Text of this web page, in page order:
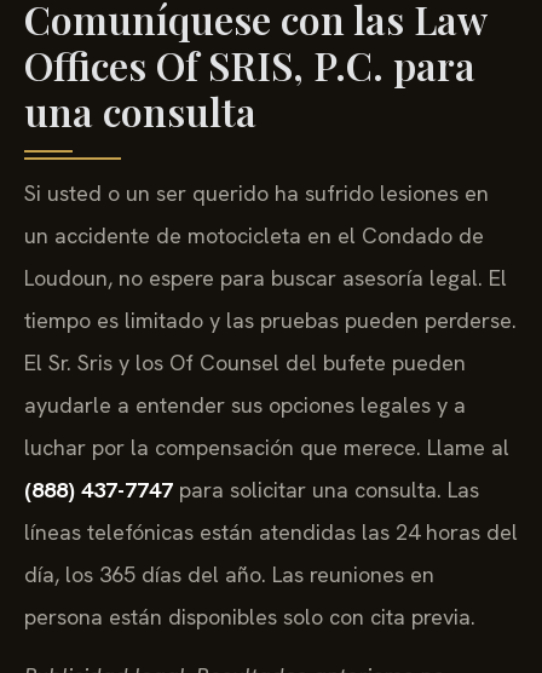
Comuníquese con las Law
Offices Of SRIS, P.C. para
una consulta
Si usted o un ser querido ha sufrido lesiones en
un accidente de motocicleta en el Condado de
Loudoun, no espere para buscar asesoría legal. El
tiempo es limitado y las pruebas pueden perderse.
El Sr. Sris y los Of Counsel del bufete pueden
ayudarle a entender sus opciones legales y a
luchar por la compensación que merece. Llame al
(888) 437-7747 para solicitar una consulta. Las
líneas telefónicas están atendidas las 24 horas del
día, los 365 días del año. Las reuniones en
persona están disponibles solo con cita previa.